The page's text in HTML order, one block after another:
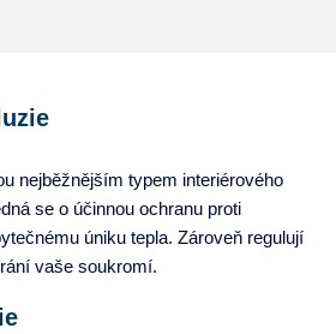
nejběžnějším typem interiérového
se o účinnou ochranu proti
úniku tepla. Zároveň regulují
vaše soukromí.